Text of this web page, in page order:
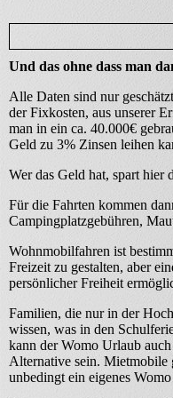
Und das ohne dass man
Alle Daten sind nur
der Fixkosten, aus unserer
man in ein ca. 40.000€
Geld zu 3% Zinsen leihen
Wer das Geld hat, spart hier
Für die Fahrten kommen
Campingplatzgebühren,
Wohnmobilfahren ist
Freizeit zu gestalten, aber
persönlicher Freiheit
Familien, die nur in der
wissen, was in den
kann der Womo Urlaub
Alternative sein. Mietmobile
unbedingt ein eigenes Womo